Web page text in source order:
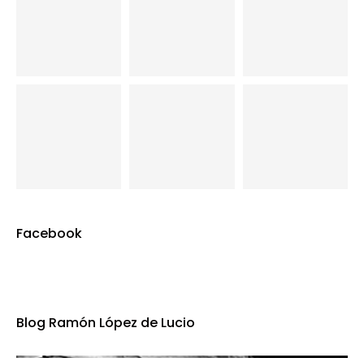
Facebook
Blog Ramón López de Lucio